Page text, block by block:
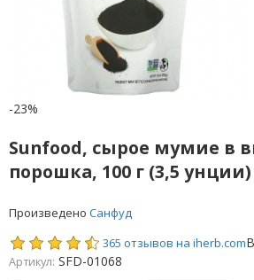
-23%
Sunfood, сырое мумие в
порошка, 100 г (3,5 унции)
Произведено Санфуд
365 отзывов на iherb.com
Артикул: SFD-01068